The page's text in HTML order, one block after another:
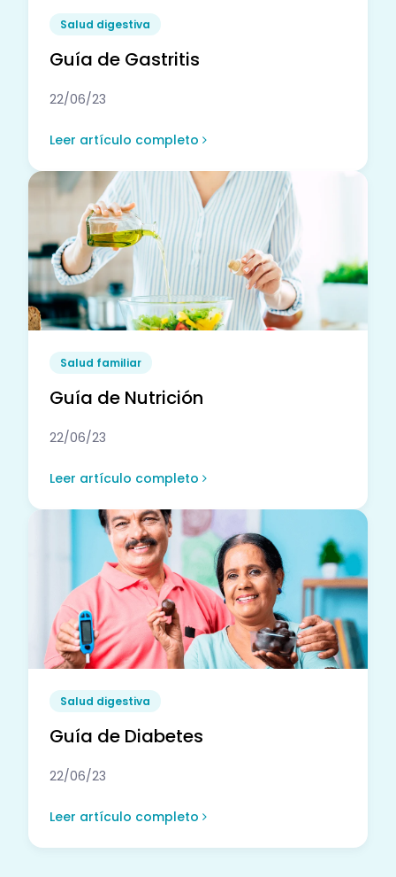
Salud digestiva
Guía de Gastritis
22/06/23
Leer artículo completo
Salud familiar
Guía de Nutrición
22/06/23
Leer artículo completo
Salud digestiva
Guía de Diabetes
22/06/23
Leer artículo completo